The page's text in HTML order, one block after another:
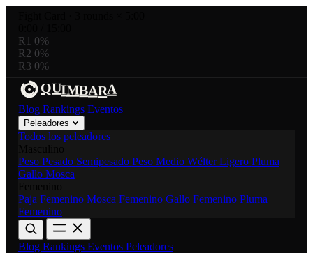
R1 0%
R2 0%
R3 0%
QUIMBARA
Blog Rankings Eventos
Peleadores
Todos los peleadores
Peso Pesado Semipesado Peso Medio WélterLigero Pluma
Gallo Mosca
Paja Femenino Mosca Femenino Gallo Femenino Pluma
Femenino
Blog Rankings Eventos Peleadores